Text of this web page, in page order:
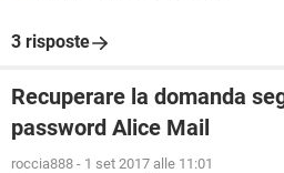
3 risposte
Recuperare la domanda
password Alice Mail
roccia888 - 1 set 2017 alle 11:01